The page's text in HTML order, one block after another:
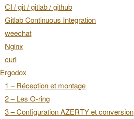
CI / git / gitlab / github
Gitlab Continuous Integration
weechat
Nginx
curl
Ergodox
1 – Réception et montage
2 – Les O-ring
3 – Configuration AZERTY et conversion